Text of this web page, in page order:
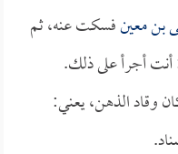
بن معينفسكت عنه، ثم
أنت أجرأ على ذلك.
وقاد الذهن، يعني: